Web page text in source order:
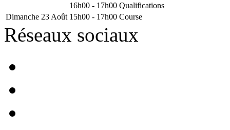
16h00 - 17h00 Qualifications
Dimanche 23 Août 15h00 - 17h00 Course
Réseaux sociaux